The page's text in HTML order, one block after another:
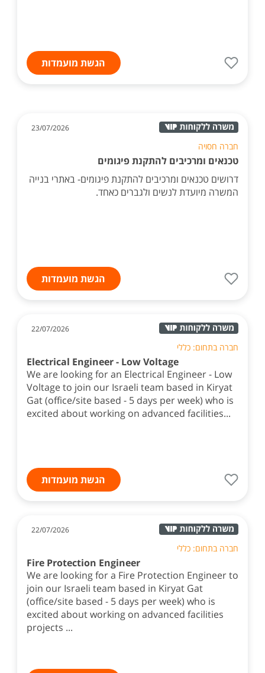
הגשת מועמדות
23/07/2026
חברה חסויה
טכנאים ומרכיבים להתקנת פיגומים
דרושים טכנאים ומרכיבים להתקנת פיגומים- באתרי בנייה
המשרה מיועדת לנשים ולגברים כאחד.
הגשת מועמדות
22/07/2026
חברה בתחום: כללי
Electrical Engineer - Low Voltage
We are looking for an Electrical Engineer - Low
Voltage to join our Israeli team based in Kiryat
Gat (office/site based - 5 days per week) who is
excited about working on advanced facilities...
הגשת מועמדות
22/07/2026
חברה בתחום: כללי
Fire Protection Engineer
We are looking for a Fire Protection Engineer to
join our Israeli team based in Kiryat Gat
(office/site based - 5 days per week) who is
excited about working on advanced facilities
projects ...